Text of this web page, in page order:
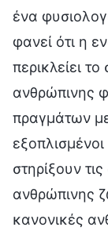
ένα
φανεί ότι η
περικλείει
ανθρώπινης
πραγμάτων
στηρίξουν
ανθρώπινης
κανονικές